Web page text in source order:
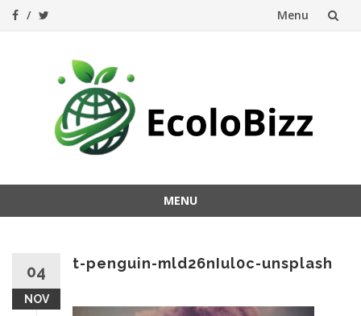
Menu
MENU
04
NOV
t-penguin-mld26nIul0c-unsplash